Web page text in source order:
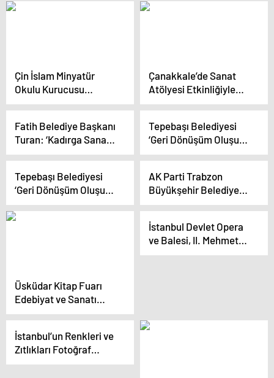
stüdyosu oldu
Çin İslam Minyatür
Okulu Kurucusu
Bursa’da Sanat
Çanakkale’de Sanat
Atölyesi Etkinliğiyle
Geleneksel Seramikler
Fatih Belediye Başkanı
Turan: ‘Kadırga Sanat
Galerisi bu bölgenin
önemli bir proje’
Tepebaşı Belediyesi
‘Geri Dönüşüm Oluşum’
Sergisini Açtı
Tepebaşı Belediyesi
‘Geri Dönüşüm Oluşum’
Sergisini Açtı
AK Parti Trabzon
Büyükşehir Belediyesi
Başkan Adayı Ahmet
iki sanat merkezi
yapacağını söyledi
Üsküdar Kitap Fuarı
Edebiyat ve Sanatı
Buluşturdu
İstanbul Devlet Opera
ve Balesi, II. Mehmet
operasını sahneye
İstanbul’un Renkleri ve
Zıtlıkları Fotoğraf
Sergisinde Buluştu